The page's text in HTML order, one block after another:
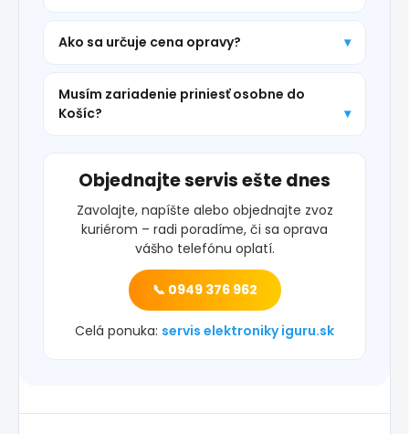
Ako sa určuje cena opravy?
Musím zariadenie priniesť osobne do
Košíc?
Objednajte servis ešte dnes
Zavolajte, napíšte alebo objednajte zvoz
kuriérom – radi poradíme, či sa oprava
vášho telefónu oplatí.
📞 0949 376 962
Celá ponuka: servis elektroniky iguru.sk